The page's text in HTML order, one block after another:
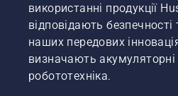
використанні продукції
відповідають безпечності
наших передових
визначають акумуляторні
робототехніка.